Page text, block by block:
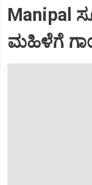
Manipal
ಮಹಿಳೆಗೆ